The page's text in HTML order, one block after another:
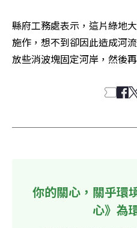
縣府工務處表示，這片綠地
施作，想不到卻因此造成河
放些消波塊固定河岸，然後
你的關心，關乎環
心》為